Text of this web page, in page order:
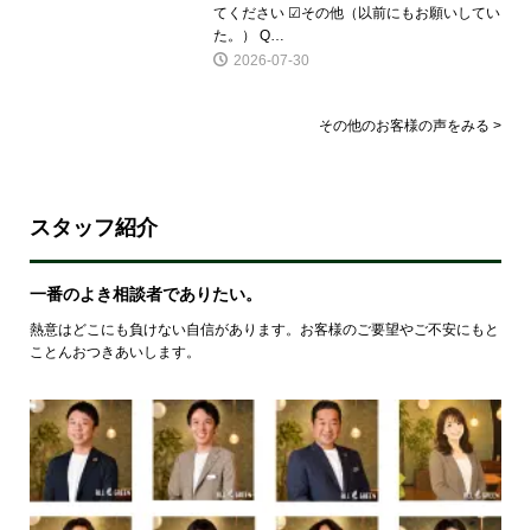
てください ☑その他（以前にもお願いしてい
た。） Q…
2026-07-30
その他のお客様の声をみる >
スタッフ紹介
一番のよき相談者でありたい。
熱意はどこにも負けない自信があります。お客様のご要望やご不安にもと
ことんおつきあいします。